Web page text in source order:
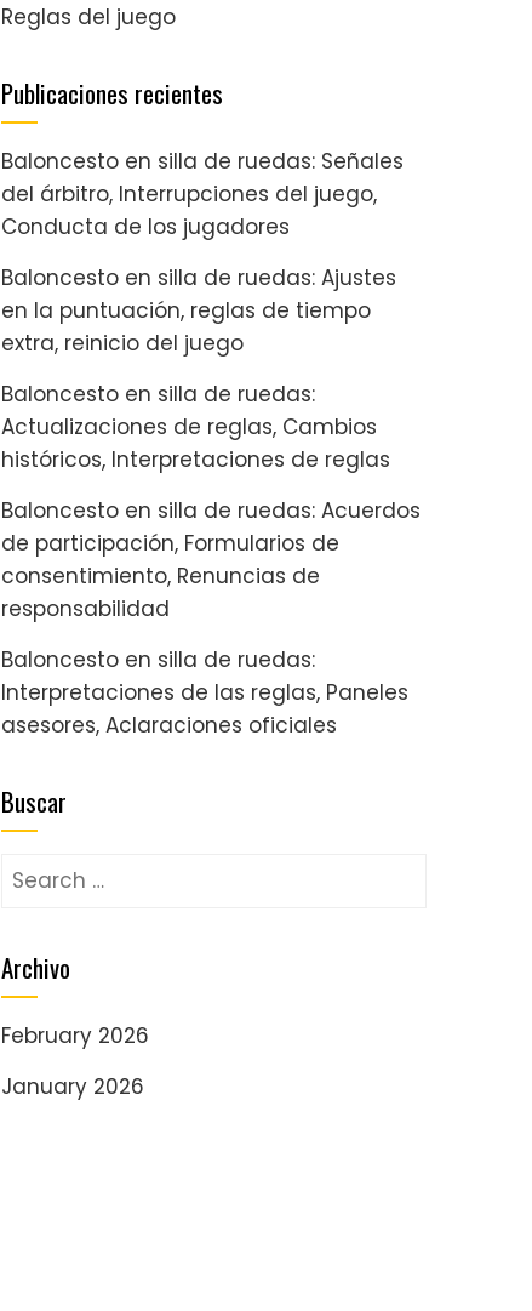
Reglas del juego
Publicaciones recientes
Baloncesto en silla de ruedas: Señales
del árbitro, Interrupciones del juego,
Conducta de los jugadores
Baloncesto en silla de ruedas: Ajustes
en la puntuación, reglas de tiempo
extra, reinicio del juego
Baloncesto en silla de ruedas:
Actualizaciones de reglas, Cambios
históricos, Interpretaciones de reglas
Baloncesto en silla de ruedas: Acuerdos
de participación, Formularios de
consentimiento, Renuncias de
responsabilidad
Baloncesto en silla de ruedas:
Interpretaciones de las reglas, Paneles
asesores, Aclaraciones oficiales
Buscar
Search
Archivo
February 2026
January 2026